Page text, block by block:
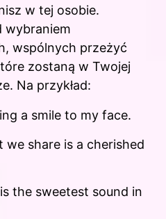
w tej osobie.
wybraniem
wspólnych przeżyć
zostaną w Twojej
Na przykład:
a smile to my face.
we share is a cherished
the sweetest sound in